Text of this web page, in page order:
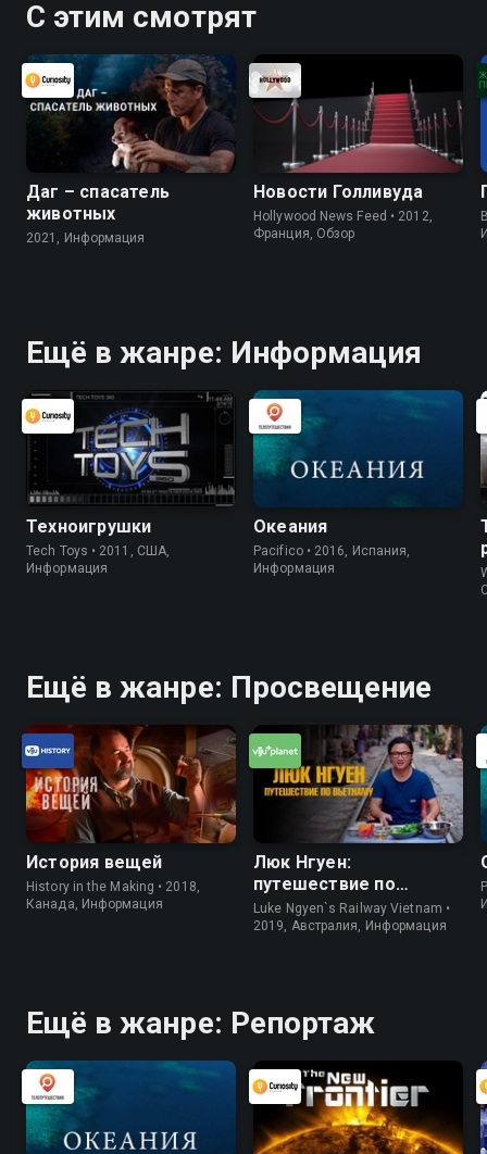
С этим смотрят
Даг – спасатель
животных
2021, Информация
Новости Голливуда
Hollywood News Feed • 2012,
Франция, Обзор
Ещё в жанре: Информация
Техноигрушки
Tech Toys • 2011, США,
Информация
Океания
Pacifico • 2016, Испания,
Информация
Ещё в жанре: Просвещение
История вещей
History in the Making • 2018,
Канада, Информация
Люк Нгуен:
путешествие по
Вьетнаму
Luke Ngyen`s Railway Vietnam •
2019, Австралия, Информация
Ещё в жанре: Репортаж